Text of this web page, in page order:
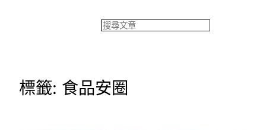
標籤: 食品安圈